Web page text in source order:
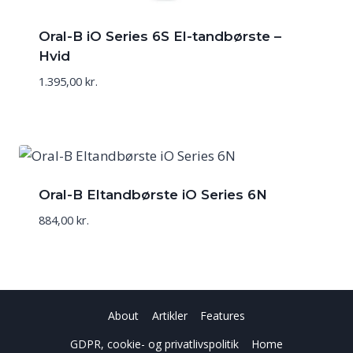
Oral-B iO Series 6S El-tandbørste –
Hvid
1.395,00 kr.
Oral-B Eltandbørste iO Series 6N
884,00 kr.
About Artikler
Features
GDPR, cookie- og privatlivspolitik
Home